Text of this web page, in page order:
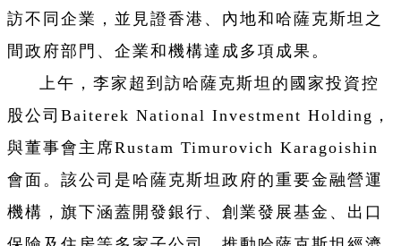
訪不同企業，並見證香港、內地和哈薩克斯坦之
間政府部門、企業和機構達成多項成果。
上午，李家超到訪哈薩克斯坦的國家投資控
股公司Baiterek National Investment Holding，
與董事會主席Rustam Timurovich Karagoishin
會面。該公司是哈薩克斯坦政府的重要金融營運
機構，旗下涵蓋開發銀行、創業發展基金、出口